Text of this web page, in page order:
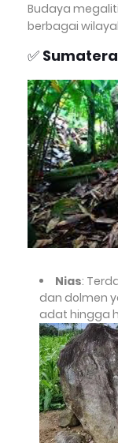
Budaya
berbagai
✅ Sumatera
Nias:
dan dolmen
adat hingga